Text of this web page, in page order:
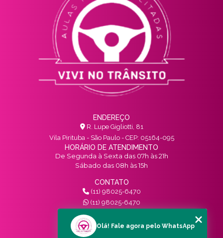
ENDEREÇO
R. Lupe Gigliotti, 81
Vila Pirituba - São Paulo - CEP: 05164-095
HORÁRIO DE ATENDIMENTO
De Segunda à Sexta das 07h às 21h
Sábado das 08h às 15h
CONTATO
(11) 98025-6470
(11) 98025-6470
contato@vivinotransito.com.br
SIGA-NOS!
Olá! Fale agora pelo WhatsApp